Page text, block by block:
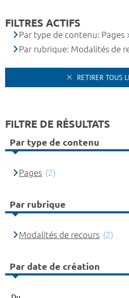
FILTRES ACTIFS
Par type de contenu: Pages
Par rubrique: Modalités de
RETIRER TOUS
FILTRE DE RÉSULTATS
Par type de contenu
Pages (2)
Par rubrique
Modalités de recours (2)
Par date de création